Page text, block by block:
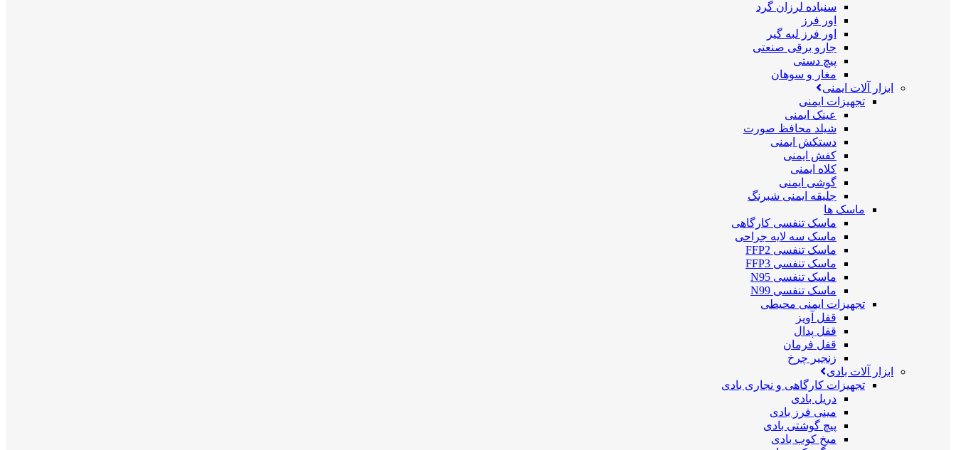
سنباده لرزان گرد
اور فرز
اور فرز لبه گیر
جارو برقی صنعتی
پیچ دستی
مغار و سوهان
ابزار آلات ایمنی
تجهیزات ایمنی
عینک ایمنی
شیلد محافظ صورت
دستکش ایمنی
کفش ایمنی
کلاه ایمنی
گوشی ایمنی
جلیقه ایمنی شبرنگ
ماسک ها
ماسک تنفسی کارگاهی
ماسک سه لایه جراحی
ماسک تنفسی FFP2
ماسک تنفسی FFP3
ماسک تنفسی N95
ماسک تنفسی N99
تجهیزات ایمنی محیطی
قفل آویز
قفل پدال
قفل فرمان
زنجیر چرخ
ابزار آلات بادی
تجهیزات کارگاهی و نجاری بادی
دریل بادی
مینی فرز بادی
پیچ گوشتی بادی
میخ کوب بادی